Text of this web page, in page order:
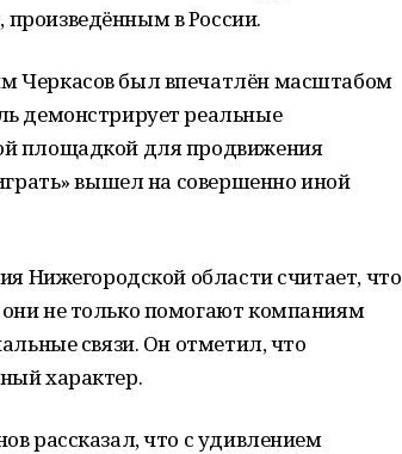
в России.
Черкасов был впечатлён масштабом
демонстрирует реальные
площадкой для продвижения
вышел на совершенно иной
Нижегородской области считает, что
не только помогают компаниям
связи. Он отметил, что
характер.
рассказал, что с удивлением